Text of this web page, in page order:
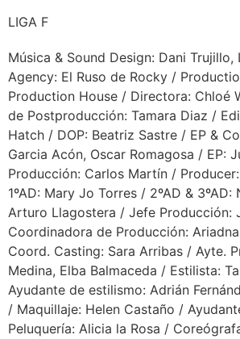
LIGA F
Música & Sound Design: Dani Trujillo,
Agency: El Ruso de Rocky /
Production House / Directora: Chloé
de Postproducción: Tamara Diaz /
Hatch / DOP: Beatriz Sastre / EP &
Garcia Acón, Oscar Romagosa / EP:
Producción: Carlos Martín /
1ºAD: Mary Jo Torres / 2ºAD & 3ºAD:
Arturo Llagostera / Jefe Producción:
Coordinadora de Producción:
Coord. Casting: Sara Arribas / Ayte.
Medina, Elba Balmaceda / Estilista:
Ayudante de estilismo: Adrián
/ Maquillaje: Helen Castaño /
Peluquería: Alicia la Rosa /